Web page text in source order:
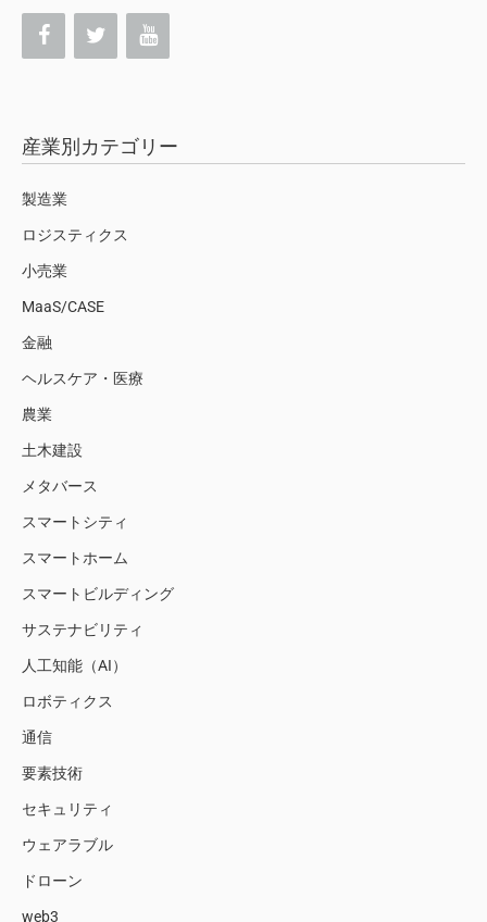
産業別カテゴリー
製造業
ロジスティクス
小売業
MaaS/CASE
金融
ヘルスケア・医療
農業
土木建設
メタバース
スマートシティ
スマートホーム
スマートビルディング
サステナビリティ
人工知能（AI）
ロボティクス
通信
要素技術
セキュリティ
ウェアラブル
ドローン
web3